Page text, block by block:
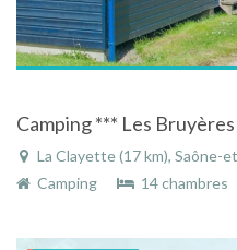
La Clayette (17 km), Saône-et-Loire,
Camping
14 chambres